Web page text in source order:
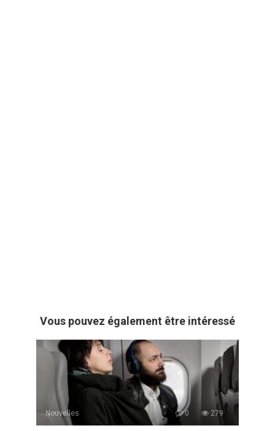
Vous pouvez également être intéressé
Nouvelles 0 279